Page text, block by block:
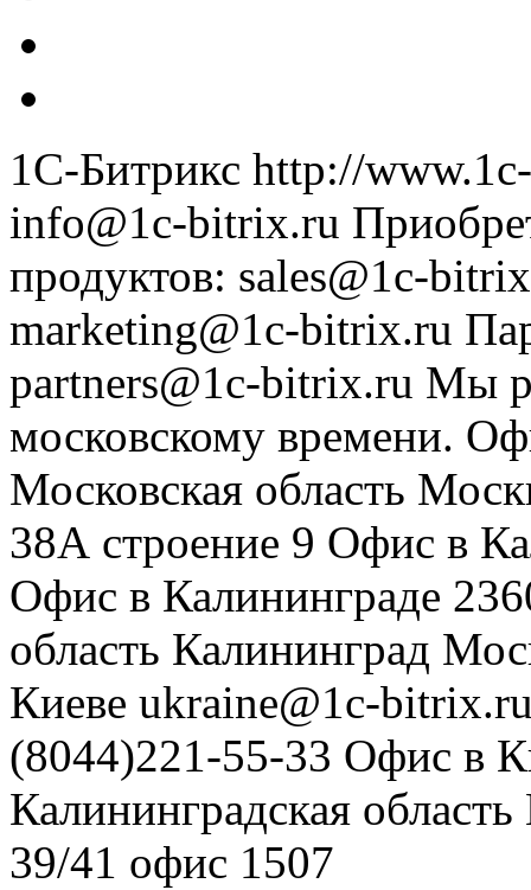
1С-Битрикс http://
info@1c-bitrix.ru
продуктов: sales@1c-
marketing@1c-bitrix.ru
partners@1c-bitrix.ru Мы
московскому времени.
Московская область
38А строение 9 Офис в
Офис в Калининграде
область Калининград
Киеве ukraine@1c-
(8044)221-55-33 Офис в
Калининградская область
39/41 офис 1507